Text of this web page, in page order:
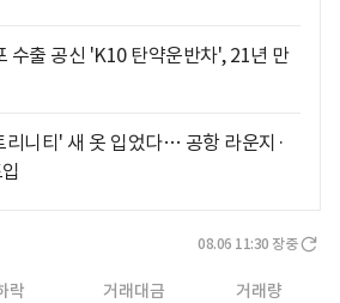
수출 공신 'K10 탄약운반차', 21년 만
리니티' 새 옷 입었다… 공항 라운지·
08.06 11:30 장중
락 거래대금 거래량